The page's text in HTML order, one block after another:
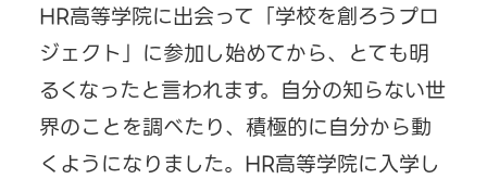
HR高等学院に出会って「学校を創ろうプロ
ジェクト」に参加し始めてから、とても明
るくなったと言われます。自分の知らない世
界のことを調べたり、積極的に自分から動
くようになりました。HR高等学院に入学し